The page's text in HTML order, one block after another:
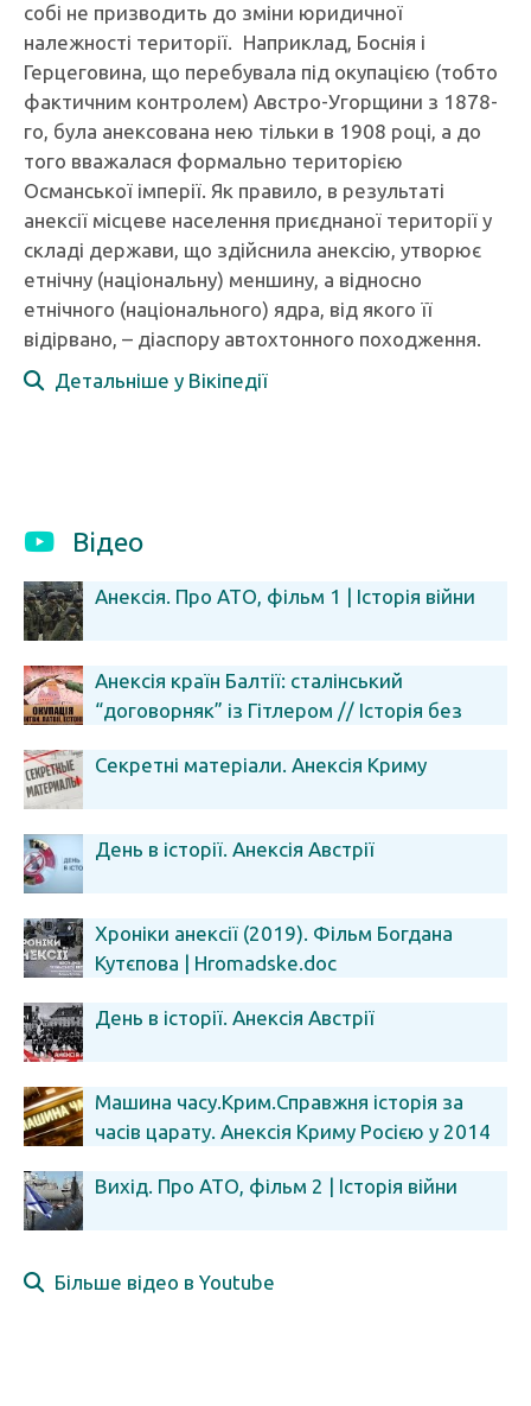
собі не призводить до зміни юридичної
належності території. Наприклад, Боснія і
Герцеговина, що перебувала під окупацією (тобто
фактичним контролем) Австро-Угорщини з 1878-
го, була анексована нею тільки в 1908 році, а до
того вважалася формально територією
Османської імперії. Як правило, в результаті
анексії місцеве населення приєднаної території у
складі держави, що здійснила анексію, утворює
етнічну (національну) меншину, а відносно
етнічного (національного) ядра, від якого її
відірвано, – діаспору автохтонного походження.
Детальніше у Вікіпедії
Відео
Анексія. Про АТО, фільм 1 | Історія війни
Анексія країн Балтії: сталінський
“договорняк” із Гітлером // Історія без
Секретні матеріали. Анексія Криму
День в історії. Анексія Австрії
Хроніки анексії (2019). Фільм Богдана
Кутєпова | Hromadske.doc
День в історії. Анексія Австрії
Машина часу.Крим.Справжня історія за
часів царату. Анексія Криму Росією у 2014
Вихід. Про АТО, фільм 2 | Історія війни
Більше відео в Youtube